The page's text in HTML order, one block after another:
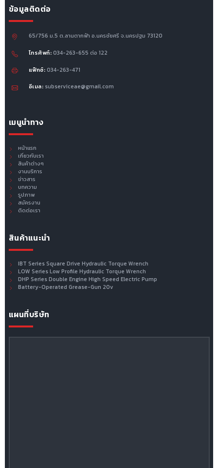
ข้อมูลติดต่อ
65/756 ม.5 ต.ลานตากฟ้า อ.นครชัยศรี จ.นครปฐม 73120
โทรศัพท์: 034-263-655 ต่อ 122
แฟ็กซ์: 034-263-471
อีเมล: subserviceae@gmail.com
เมนูนำทาง
หน้าแรก
เกี่ยวกับเรา
สินค้าต่างๆ
งานบริการ
ข่าวสาร
บทความ
รูปภาพ
สมัครงาน
ติดต่อเรา
สินค้าแนะนำ
IBT Series Square Drive Hydraulic Torque Wrench
LOW Series Low Profile Hydraulic Torque Wrench
DHP Series Double Engine High Speed Electric Pump
Battery-Operated Grease-Gun 20v
แผนที่บริษัท